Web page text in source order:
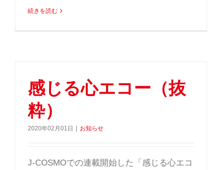
続きを読む
感じる心エコー（抜
粋）
2020年02月01日 お知らせ
J-COSMOでの連載開始した「感じる心エコ